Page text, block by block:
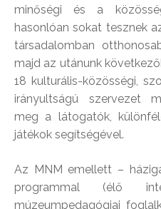
minőségi és a
hasonlóan sokat tesznek
társadalomban
majd az utánunk
18 kulturális-közösségi,
irányultságú szervezet
meg a látogatók,
játékok segítségével.
Az MNM emellett –
programmal (élő
múzeumpedagógiai